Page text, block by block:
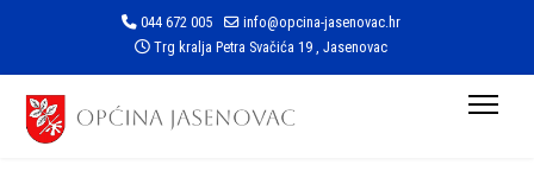
044 672 005
info@opcina-jasenovac.hr
Trg kralja Petra Svačića 19 , Jasenovac